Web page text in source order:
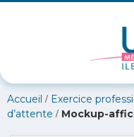
Accueil / Exercice
d’attente / Mockup-